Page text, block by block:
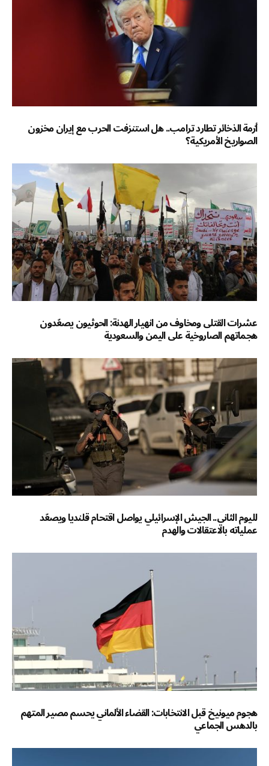
أزمة الذخائر تطارد ترامب.. هل استنزفت الحرب مع إيران مخزون
الصواريخ الأمريكية؟
عشرات القتلى ومخاوف من انهيار الهدنة: الحوثيون يصعّدون
هجماتهم الصاروخية على اليمن والسعودية
لليوم الثاني.. الجيش الإسرائيلي يواصل اقتحام قلنديا ويصعّد
عملياته بالاعتقالات والهدم
هجوم ميونيخ قبل الانتخابات: القضاء الألماني يحسم مصير المتهم
بالدهس الجماعي